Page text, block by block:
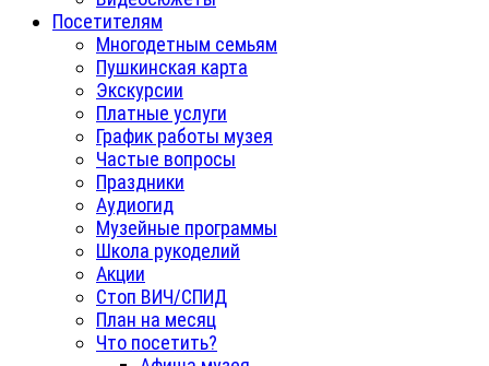
Посетителям
Многодетным семьям
Пушкинская карта
Экскурсии
Платные услуги
График работы музея
Частые вопросы
Праздники
Аудиогид
Музейные программы
Школа рукоделий
Акции
Стоп ВИЧ/СПИД
План на месяц
Что посетить?